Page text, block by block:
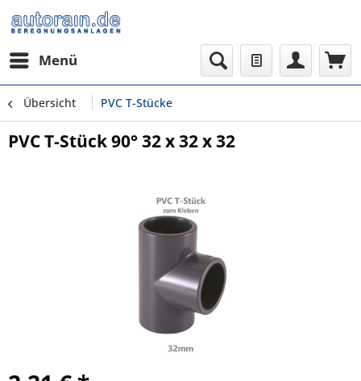
Menü
Übersicht PVC T-Stücke
PVC T-Stück 90° 32 x 32 x 32